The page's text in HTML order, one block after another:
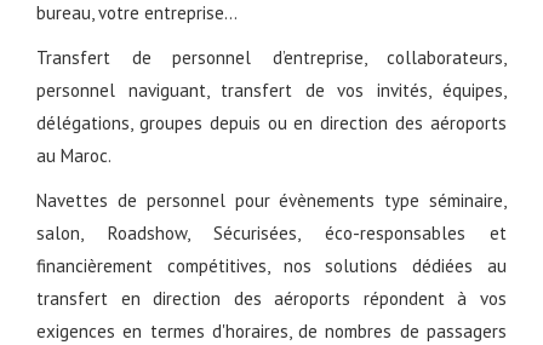
bureau, votre entreprise…
Transfert de personnel d’entreprise, collaborateurs,
personnel naviguant, transfert de vos invités, équipes,
délégations, groupes depuis ou en direction des aéroports
au Maroc.
Navettes de personnel pour évènements type séminaire,
salon, Roadshow, Sécurisées, éco-responsables et
financièrement compétitives, nos solutions dédiées au
transfert en direction des aéroports répondent à vos
exigences en termes d'horaires, de nombres de passagers